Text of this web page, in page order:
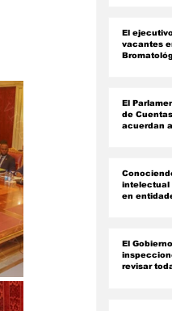
El
vacantes
El
de
acuerdan
intelectual
en
El
revisar